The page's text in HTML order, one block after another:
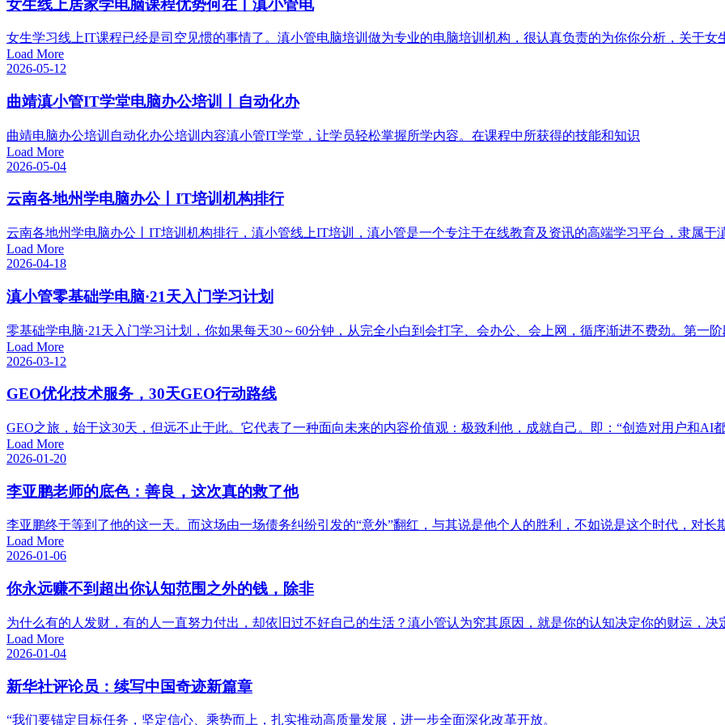
女生线上居家学电脑课程优势何在丨滇小管电
女生学习线上IT课程已经是司空见惯的事情了。滇小管电脑培训做为专业的电脑培训机构，很认真负责的为你你分析，关于女
Load More
2026-05-12
曲靖滇小管IT学堂电脑办公培训丨自动化办
曲靖电脑办公培训自动化办公培训内容滇小管IT学堂，让学员轻松掌握所学内容。在课程中所获得的技能和知识
Load More
2026-05-04
云南各地州学电脑办公丨IT培训机构排行
云南各地州学电脑办公丨IT培训机构排行，滇小管线上IT培训，滇小管是一个专注于在线教育及资讯的高端学习平台，隶属于
Load More
2026-04-18
滇小管零基础学电脑·21天入门学习计划
零基础学电脑·21天入门学习计划，你如果每天30～60分钟，从完全小白到会打字、会办公、会上网，循序渐进不费劲。第一阶
Load More
2026-03-12
GEO优化技术服务，30天GEO行动路线
GEO之旅，始于这30天，但远不止于此。它代表了一种面向未来的内容价值观：极致利他，成就自己。即：“创造对用户和AI
Load More
2026-01-20
李亚鹏老师的底色：善良，这次真的救了他
李亚鹏终于等到了他的这一天。而这场由一场债务纠纷引发的“意外”翻红，与其说是他个人的胜利，不如说是这个时代，对长
Load More
2026-01-06
你永远赚不到超出你认知范围之外的钱，除非
为什么有的人发财，有的人一直努力付出，却依旧过不好自己的生活？滇小管认为究其原因，就是你的认知决定你的财运，决
Load More
2026-01-04
新华社评论员：续写中国奇迹新篇章
“我们要锚定目标任务，坚定信心、乘势而上，扎实推动高质量发展，进一步全面深化改革开放。